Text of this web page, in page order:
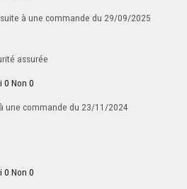
suite à une commande du 29/09/2025
assurée
0 Non 0
une commande du 23/11/2024
0 Non 0